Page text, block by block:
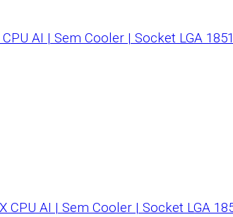
AI | Sem Cooler | Socket LGA
CPU AI | Sem Cooler | Socket LGA